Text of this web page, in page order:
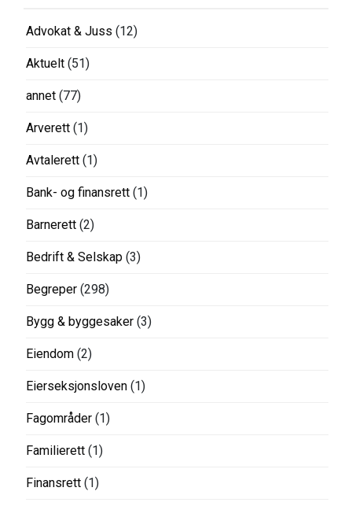
Advokat & Juss (12)
Aktuelt (51)
annet (77)
Arverett (1)
Avtalerett (1)
Bank- og finansrett (1)
Barnerett (2)
Bedrift & Selskap (3)
Begreper (298)
Bygg & byggesaker (3)
Eiendom (2)
Eierseksjonsloven (1)
Fagområder (1)
Familierett (1)
Finansrett (1)